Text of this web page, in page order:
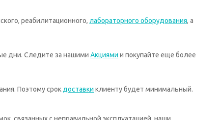
реабилитационного, лабораторного оборудования, а
дни. Следите за нашими Акциями и покупайте еще более
Поэтому срокдоставки клиенту будет минимальный.